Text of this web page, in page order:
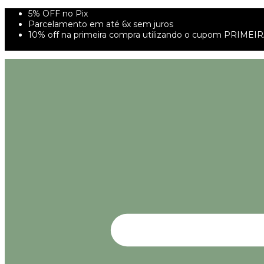
5% OFF no Pix
Parcelamento em até 6x sem juros
10% off na primeira compra utilizando o cupom